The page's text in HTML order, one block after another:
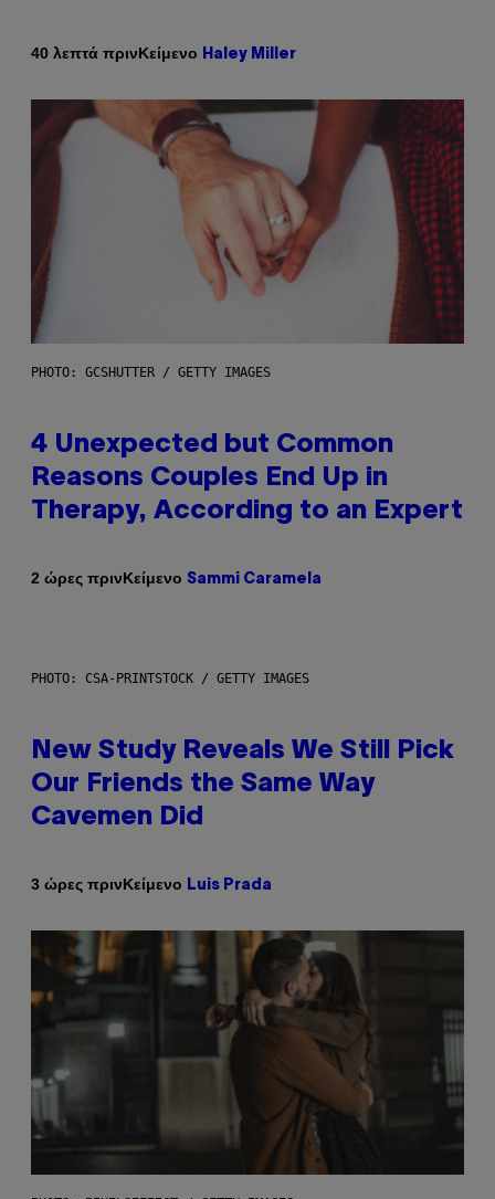
40 λεπτά πρινΚείμενο Haley Miller
PHOTO: GCSHUTTER / GETTY IMAGES
4 Unexpected but Common
Reasons Couples End Up in
Therapy, According to an Expert
2 ώρες πρινΚείμενο Sammi Caramela
PHOTO: CSA-PRINTSTOCK / GETTY IMAGES
New Study Reveals We Still Pick
Our Friends the Same Way
Cavemen Did
3 ώρες πρινΚείμενο Luis Prada